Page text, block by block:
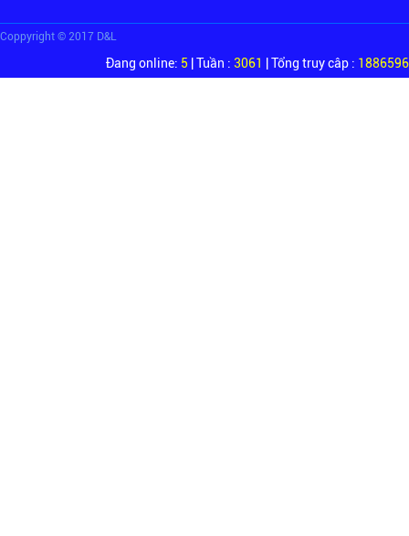
Coppyright © 2017 D&L
Đang online: 5 | Tuần : 3061 | Tổng truy câp : 1886596